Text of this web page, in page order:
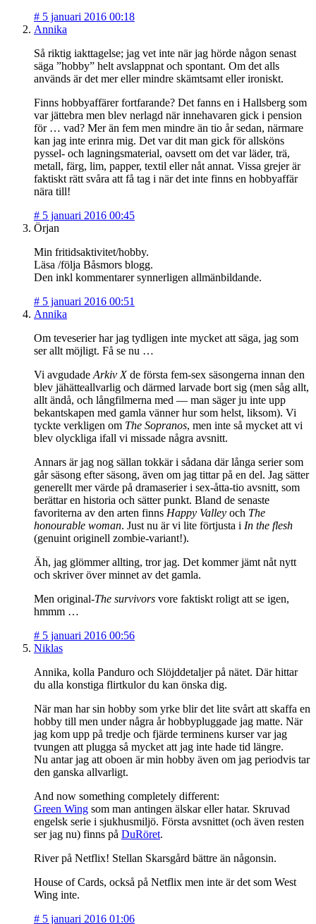
# 5 januari 2016 00:18
Annika
Så riktig iakttagelse; jag vet inte när jag hörde någon senast
säga ”hobby” helt avslappnat och spontant. Om det alls
används är det mer eller mindre skämtsamt eller ironiskt.
Finns hobbyaffärer fortfarande? Det fanns en i Hallsberg som
var jättebra men blev nerlagd när innehavaren gick i pension
för … vad? Mer än fem men mindre än tio år sedan, närmare
kan jag inte erinra mig. Det var dit man gick för allsköns
pyssel- och lagningsmaterial, oavsett om det var läder, trä,
metall, färg, lim, papper, textil eller nåt annat. Vissa grejer är
faktiskt rätt svåra att få tag i när det inte finns en hobbyaffär
nära till!
# 5 januari 2016 00:45
Örjan
Min fritidsaktivitet/hobby.
Läsa /följa Båsmors blogg.
Den inkl kommentarer synnerligen allmänbildande.
# 5 januari 2016 00:51
Annika
Om teveserier har jag tydligen inte mycket att säga, jag som
ser allt möjligt. Få se nu …
Vi avgudade Arkiv Xde första fem-sex säsongerna innan den
blev jähätteallvarlig och därmed larvade bort sig (men såg allt,
allt ändå, och långfilmerna med — man säger ju inte upp
bekantskapen med gamla vänner hur som helst, liksom). Vi
tyckte verkligen om The Sopranos, men inte så mycket att vi
blev olyckliga ifall vi missade några avsnitt.
Annars är jag nog sällan tokkär i sådana där långa serier som
går säsong efter säsong, även om jag tittar på en del. Jag sätter
generellt mer värde på dramaserier i sex-åtta-tio avsnitt, som
berättar en historia och sätter punkt. Bland de senaste
favoriterna av den arten finns Happy Valley och The
honourable woman. Just nu är vi lite förtjusta i In the flesh
(genuint originell zombie-variant!).
Äh, jag glömmer allting, tror jag. Det kommer jämt nåt nytt
och skriver över minnet av det gamla.
Men original-The survivors vore faktiskt roligt att se igen,
hmmm …
# 5 januari 2016 00:56
Niklas
Annika, kolla Panduro och Slöjddetaljer på nätet. Där hittar
du alla konstiga flirtkulor du kan önska dig.
När man har sin hobby som yrke blir det lite svårt att skaffa en
hobby till men under några år hobbypluggade jag matte. När
jag kom upp på tredje och fjärde terminens kurser var jag
tvungen att plugga så mycket att jag inte hade tid längre.
Nu antar jag att oboen är min hobby även om jag periodvis tar
den ganska allvarligt.
And now something completely different:
Green Wing som man antingen älskar eller hatar. Skruvad
engelsk serie i sjukhusmiljö. Första avsnittet (och även resten
ser jag nu) finns på DuRöret.
River på Netflix! Stellan Skarsgård bättre än någonsin.
House of Cards, också på Netflix men inte är det som West
Wing inte.
# 5 januari 2016 01:06